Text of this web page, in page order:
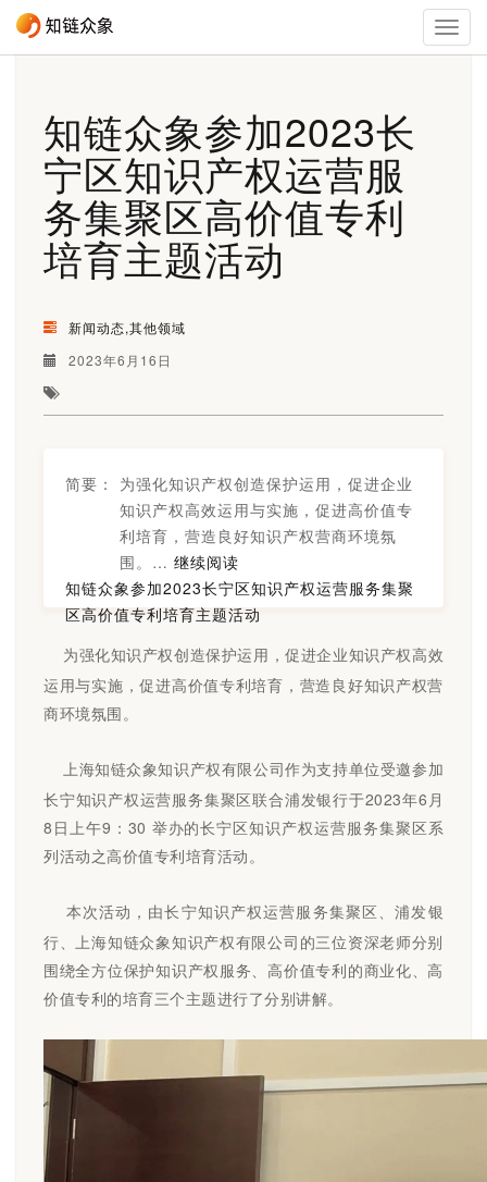
知链众象参加2023长
宁区知识产权运营服
务集聚区高价值专利
培育主题活动
新闻动态,其他领域
2023年6月16日
简要：
为强化知识产权创造保护运用，促进企业
知识产权高效运用与实施，促进高价值专
利培育，营造良好知识产权营商环境氛
围。… 继续阅读
知链众象参加2023长宁区知识产权运营服务集聚
区高价值专利培育主题活动
为强化知识产权创造保护运用，促进企业知识产权高效
运用与实施，促进高价值专利培育，营造良好知识产权营
商环境氛围。
上海知链众象知识产权有限公司作为支持单位受邀参加
长宁知识产权运营服务集聚区联合浦发银行于2023年6月
8日上午9：30 举办的长宁区知识产权运营服务集聚区系
列活动之高价值专利培育活动。
本次活动，由长宁知识产权运营服务集聚区、浦发银
行、上海知链众象知识产权有限公司的三位资深老师分别
围绕全方位保护知识产权服务、高价值专利的商业化、高
价值专利的培育三个主题进行了分别讲解。